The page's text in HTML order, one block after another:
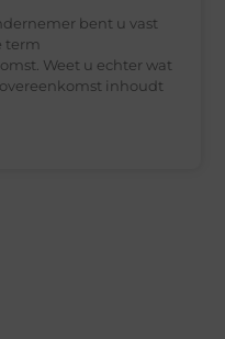
bent u vast
term
Weet u echter wat
inhoudt